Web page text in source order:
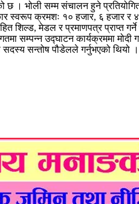
छ । भोली सम्म संचालन हुने
स्वरूप क्रमशः १० हजार, ६ हजार
शिल्ड, मेडल र प्रमाणपत्र प्राप्त
सम्पन्न उद्घाटन कार्यक्रममा
सन्तोष पौडेलले गर्नुभएको थियो ।